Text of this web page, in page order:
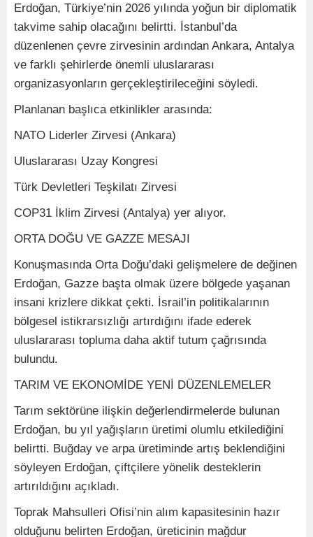
Erdoğan, Türkiye’nin 2026 yılında yoğun bir diplomatik
takvime sahip olacağını belirtti. İstanbul’da
düzenlenen çevre zirvesinin ardından Ankara, Antalya
ve farklı şehirlerde önemli uluslararası
organizasyonların gerçekleştirileceğini söyledi.
Planlanan başlıca etkinlikler arasında:
NATO Liderler Zirvesi (Ankara)
Uluslararası Uzay Kongresi
Türk Devletleri Teşkilatı Zirvesi
COP31 İklim Zirvesi (Antalya) yer alıyor.
ORTA DOĞU VE GAZZE MESAJI
Konuşmasında Orta Doğu’daki gelişmelere de değinen
Erdoğan, Gazze başta olmak üzere bölgede yaşanan
insani krizlere dikkat çekti. İsrail’in politikalarının
bölgesel istikrarsızlığı artırdığını ifade ederek
uluslararası topluma daha aktif tutum çağrısında
bulundu.
TARIM VE EKONOMİDE YENİ DÜZENLEMELER
Tarım sektörüne ilişkin değerlendirmelerde bulunan
Erdoğan, bu yıl yağışların üretimi olumlu etkilediğini
belirtti. Buğday ve arpa üretiminde artış beklendiğini
söyleyen Erdoğan, çiftçilere yönelik desteklerin
artırıldığını açıkladı.
Toprak Mahsulleri Ofisi’nin alım kapasitesinin hazır
olduğunu belirten Erdoğan, üreticinin mağdur